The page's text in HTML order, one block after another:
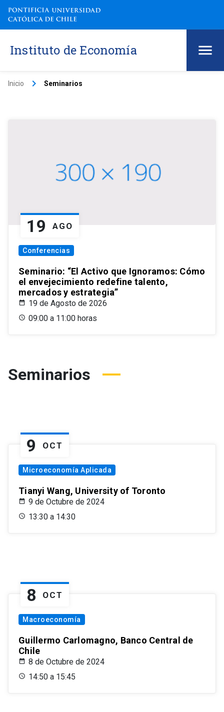
Instituto de Economía
Inicio keyboard_arrow_right Seminarios
19 AGO
Conferencias
Seminario: “El Activo que Ignoramos: Cómo
el envejecimiento redefine talento,
mercados y estrategia”
19 de Agosto de 2026
09:00 a 11:00 horas
Seminarios
9 OCT
Microeconomía Aplicada
Tianyi Wang, University of Toronto
9 de Octubre de 2024
13:30 a 14:30
8 OCT
Macroeconomía
Guillermo Carlomagno, Banco Central de
Chile
8 de Octubre de 2024
14:50 a 15:45